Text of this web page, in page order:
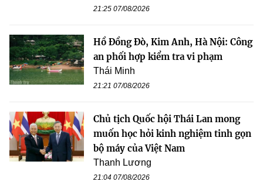
21:25 07/08/2026
Hồ Đồng Đò, Kim Anh, Hà Nội: Công
an phối hợp kiểm tra vi phạm
Thái Minh
21:21 07/08/2026
Chủ tịch Quốc hội Thái Lan mong
muốn học hỏi kinh nghiệm tinh gọn
bộ máy của Việt Nam
Thanh Lương
21:04 07/08/2026